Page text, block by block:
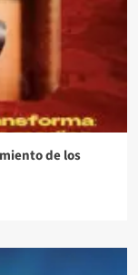
de los